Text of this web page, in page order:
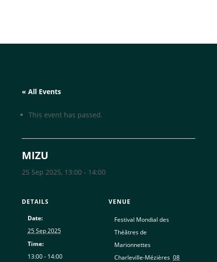
« All Events
This event has passed.
MIZU
25 Sep 2025, 13:00- 14:00
DETAILS
Date:
25 Sep 2025
Time:
13:00 - 14:00
VENUE
Festival Mondial des
Théâtres de
Marionnettes
Charleville-Mézières 08